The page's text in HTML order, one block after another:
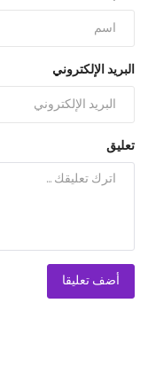
البريد الإلكتروني
تعليق
أضف تعليقا